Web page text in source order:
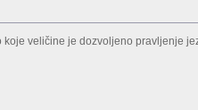
veličine je dozvoljeno pravljenje